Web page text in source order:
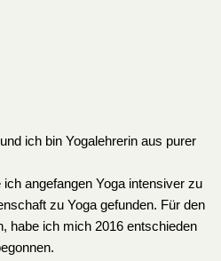
ich bin Yogalehrerin aus purer
angefangen Yoga intensiver zu
zu Yoga gefunden. Für den
habe ich mich 2016 entschieden